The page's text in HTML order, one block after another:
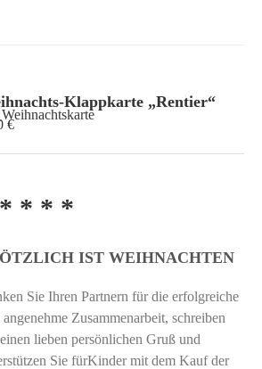
Klappkarte „Rentier“
€
* * *
IST WEIHNACHTEN
Sie Ihren Partnern für die erfolgreiche
angenehme Zusammenarbeit, schreiben
lieben persönlichen Gruß und
Sie fürKinder mit dem Kauf der